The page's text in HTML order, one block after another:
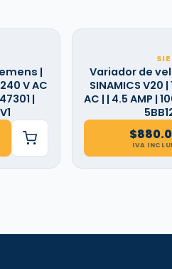
|
V AC
|
Variador de
SINAMICS V20
AC | | 4.5 AMP |
$
IVA